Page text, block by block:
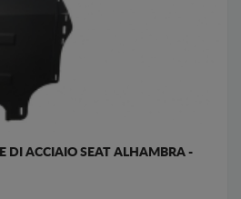
DI ACCIAIO SEAT ALHAMBRA -